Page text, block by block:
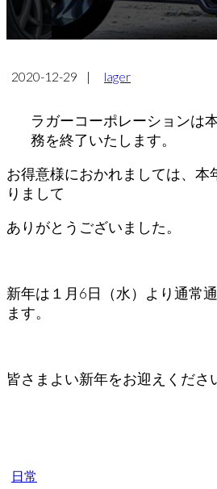
2020-12-29 | lager
ラガーコーポレーションは
務を終了いたします。
お得意様におかれましては、本
りまして
ありがとうございました。
新年は１月6日（水）より通常
ます。
皆さまよい新年をお迎えくださ
日常